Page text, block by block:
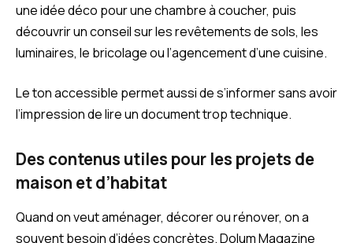
une idée déco pour une chambre à coucher, puis
découvrir un conseil sur les revêtements de sols, les
luminaires, le bricolage ou l’agencement d’une cuisine.
Le ton accessible permet aussi de s’informer sans avoir
l’impression de lire un document trop technique.
Des contenus utiles pour les projets de
maison et d’habitat
Quand on veut aménager, décorer ou rénover, on a
souvent besoin d’idées concrètes. Dolum Magazine